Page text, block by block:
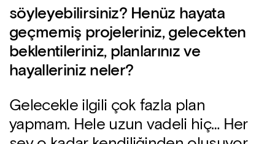
söyleyebilirsiniz? Henüz hayata
geçmemiş projeleriniz, gelecekten
beklentileriniz, planlarınız ve
hayalleriniz neler?
Gelecekle ilgili çok fazla plan
yapmam. Hele uzun vadeli hiç… Her